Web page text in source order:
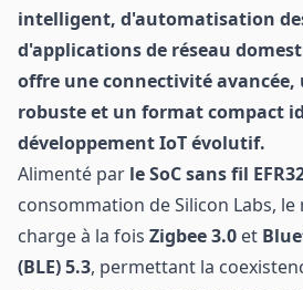
intelligent, d'automatisation
d'applications de réseau
offre une connectivité avancée,
robuste et un format compact
développement IoT évolutif.
Alimenté par le SoC sans fil
consommation de Silicon Labs,
charge à la fois Zigbee 3.0 et
(BLE) 5.3, permettant la